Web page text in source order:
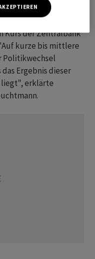
ein bis eineinhalb
interpretierten
Kurs der Zentralbank
kurze bis mittlere
Politikwechsel
Ergebnis dieser
liegt", erklärte